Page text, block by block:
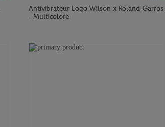
Antivibrateur Logo Wilson x Roland-Garros
- Multicolore